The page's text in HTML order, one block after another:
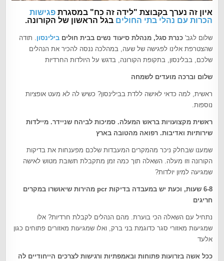
איון זה נערך בקבוצת "לידה זה כח" במסגרתפגישות
הכרות עם נהלי בתי החולים בגל הראשון של הקורונה.
שלום לגב'כנרת סגל, מנהלת סיעוד נשים בבית חוליםבילינסון. תודה
שהצטרפת אלינו לפגישה של שעה, במהלכה ננסה להכיר את הנהלים
שלכם, בבלינסון, בתקופת הקורונה, בדגש על היולדות החרדיות
שלום וברכה מועדים לשמחה
ראשית, למה כדאי לאישה ללדת בבילינסון? כשיש לה לא מעט אופציות
נוספות.
ראשית מקצועויות בראש המעלה. סמיכות לביהח שניידר. מיילדות
שירותיות ואדיבות. רפואה מהטובה בארץ
שמענו שבחלק ניכר מהמקרים המעבדות שלכם מפענחות את בדיקות
הקורונה וזו מעלה. השאלה תוך כמה זמן מתקבלת תשובת מטוש לאישה
שמגיעה למיון יולדות?
6-8 שעות, וכעת יש במעבדה בדיקות pcr מהירות שיאושרו במקרים
חריגים
נתחיל עם השאלה הכי בוערת. מהם הנהלים לקבלת חרדיות? אלו
שמגיעות מאזורי סגר כדוגמת בני ברק, ואלו שמגיעות מאזורים פתוחים כגון
אלעד
ככל אשה בזרועות פתוחות ובאמפתיות ורגישות לצרכים הייחודיים לה